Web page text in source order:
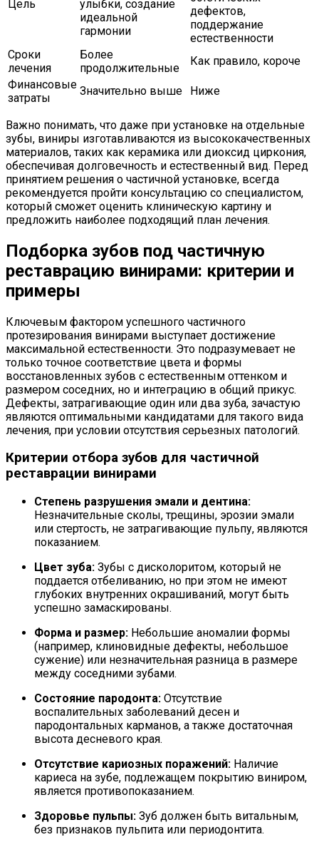
Цель
улыбки, создание
идеальной
гармонии
дефектов,
поддержание
естественности
Сроки
лечения
Более
продолжительные
Как правило, короче
Финансовые
затраты
Значительно выше Ниже
Важно понимать, что даже при установке на отдельные
зубы, виниры изготавливаются из высококачественных
материалов, таких как керамика или диоксид циркония,
обеспечивая долговечность и естественный вид. Перед
принятием решения о частичной установке, всегда
рекомендуется пройти консультацию со специалистом,
который сможет оценить клиническую картину и
предложить наиболее подходящий план лечения.
Подборка зубов под частичную
реставрацию винирами: критерии и
примеры
Ключевым фактором успешного частичного
протезирования винирами выступает достижение
максимальной естественности. Это подразумевает не
только точное соответствие цвета и формы
восстановленных зубов с естественным оттенком и
размером соседних, но и интеграцию в общий прикус.
Дефекты, затрагивающие один или два зуба, зачастую
являются оптимальными кандидатами для такого вида
лечения, при условии отсутствия серьезных патологий.
Критерии отбора зубов для частичной
реставрации винирами
Степень разрушения эмали и дентина:
Незначительные сколы, трещины, эрозии эмали
или стертость, не затрагивающие пульпу, являются
показанием.
Цвет зуба: Зубы с дисколоритом, который не
поддается отбеливанию, но при этом не имеют
глубоких внутренних окрашиваний, могут быть
успешно замаскированы.
Форма и размер: Небольшие аномалии формы
(например, клиновидные дефекты, небольшое
сужение) или незначительная разница в размере
между соседними зубами.
Состояние пародонта: Отсутствие
воспалительных заболеваний десен и
пародонтальных карманов, а также достаточная
высота десневого края.
Отсутствие кариозных поражений: Наличие
кариеса на зубе, подлежащем покрытию виниром,
является противопоказанием.
Здоровье пульпы: Зуб должен быть витальным,
без признаков пульпита или периодонтита.